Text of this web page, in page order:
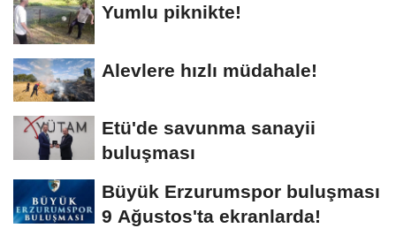
Yumlu piknikte!
Alevlere hızlı müdahale!
Etü'de savunma sanayii
buluşması
Büyük Erzurumspor buluşması
9 Ağustos'ta ekranlarda!